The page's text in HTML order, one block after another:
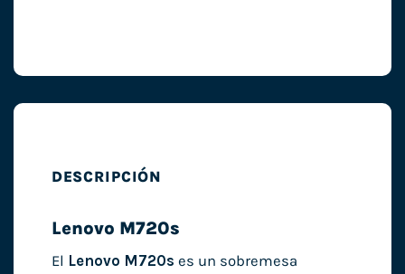
DESCRIPCIÓN
Lenovo M720s
El Lenovo M720s es un sobremesa